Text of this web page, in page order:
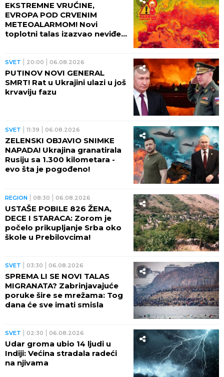
EKSTREMNE VRUĆINE,
EVROPA POD CRVENIM
METEOALARMOM! Novi
toplotni talas izazvao neviđeni
SVET 20:00 06.08.2026
PUTINOV NOVI GENERAL
SMRT! Rat u Ukrajini ulazi u još
krvaviju fazu
SVET 11:39 06.08.2026
ZELENSKI OBJAVIO SNIMKE
NAPADA! Ukrajina granatirala
Rusiju sa 1.300 kilometara -
evo šta je pogođeno!
REGION 08:30 06.08.2026
USTAŠE POBILE 826 ŽENA,
DECE I STARACA: Zorom je
počelo prikupljanje Srba oko
škole u Prebilovcima!
SVET 03:30 06.08.2026
SPREMA LI SE NOVI TALAS
MIGRANATA? Zabrinjavajuće
poruke šire se mrežama: Tog
dana će sve imati smisla
SVET 02:30 06.08.2026
Udar groma ubio 14 ljudi u
Indiji: Većina stradala radeći
na njivama